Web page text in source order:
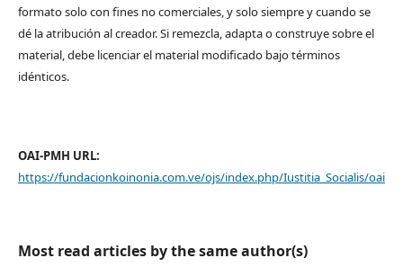
formato solo con fines no comerciales, y solo siempre y cuando se
dé la atribución al creador. Si remezcla, adapta o construye sobre el
material, debe licenciar el material modificado bajo términos
idénticos.
OAI-PMH URL:
https://fundacionkoinonia.com.ve/ojs/index.php/Iustitia_Socialis/oai
Most read articles by the same author(s)